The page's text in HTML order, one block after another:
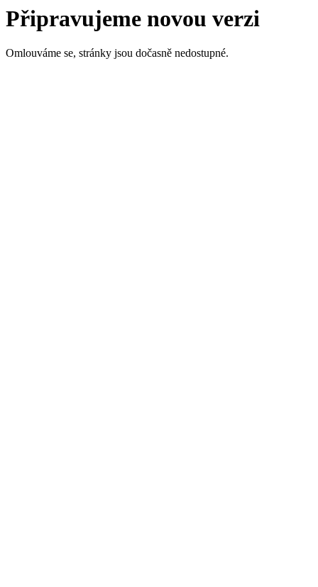
Připravujeme novou verzi
Omlouváme se, stránky jsou dočasně nedostupné.